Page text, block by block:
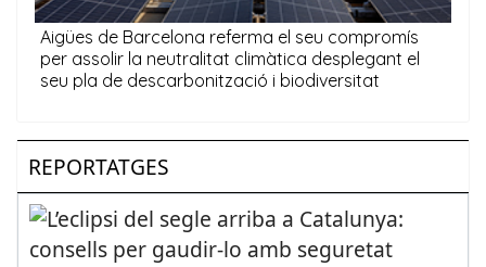
REPORTATGES